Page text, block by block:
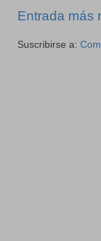
Entrada más
Suscribirse a: